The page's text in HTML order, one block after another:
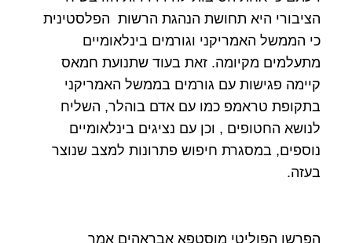
הציבורי היא תחושת הנהגת הרשות הפלסטינית
כי הממשל האמריקני וגורמים בינלאומיים
מתעלמים מקיומה. זאת בעוד שתנועת חמאס
קיימה פגישות עם גורמים בממשל האמריקני
בתקופת טראמפ כמו עם אדם בוהלר, השליח
לנושא החטופים , וכן עם נציגים בינלאומיים
נוספים, במסגרת חיפוש פתרונות למצב שנוצר
בעזה.
הפרשן הפוליטי מוסטפא אבראהים אמר